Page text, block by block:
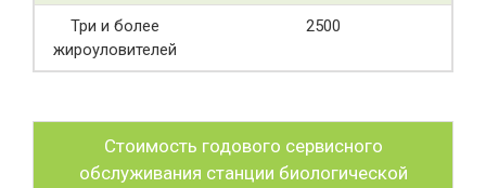
Три и более
жироуловителей
2500
Стоимость годового сервисного
обслуживания станции биологической